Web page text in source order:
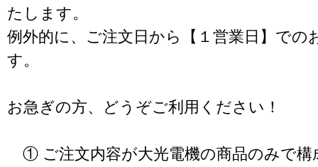
たします。
例外的に、ご注文日から【１営業日】での
す。
お急ぎの方、どうぞご利用ください！
① ご注文内容が大光電機の商品のみで構